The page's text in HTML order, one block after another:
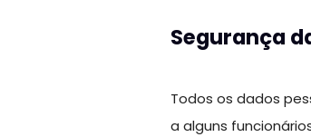
Segurança
Todos os dados
a alguns